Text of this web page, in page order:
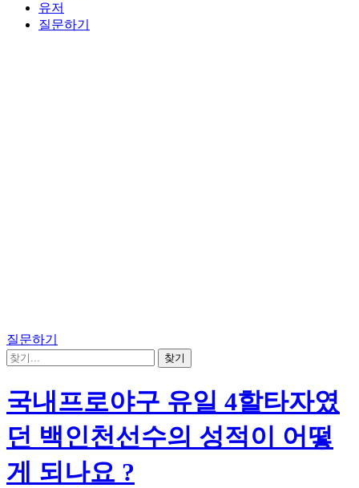
유저
질문하기
질문하기
국내프로야구 유일 4할타자였
던 백인천선수의 성적이 어떻
게 되나요 ?